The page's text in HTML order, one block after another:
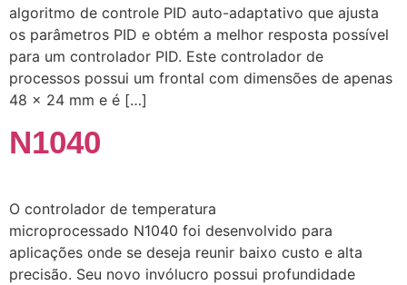
algoritmo de controle PID auto-adaptativo que ajusta
os parâmetros PID e obtém a melhor resposta possível
para um controlador PID. Este controlador de
processos possui um frontal com dimensões de apenas
48 x 24 mm e é […]
N1040
O controlador de temperatura
microprocessado N1040 foi desenvolvido para
aplicações onde se deseja reunir baixo custo e alta
precisão. Seu novo invólucro possui profundidade